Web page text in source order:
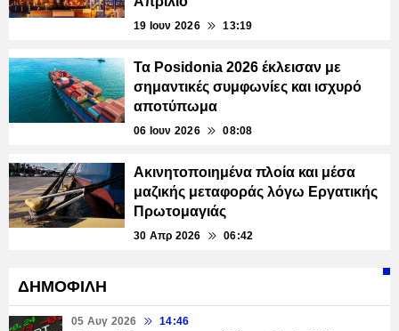
19 Ιουν 2026 13:19
Τα Posidonia 2026 έκλεισαν με
σημαντικές συμφωνίες και ισχυρό
αποτύπωμα
06 Ιουν 2026 08:08
Ακινητοποιημένα πλοία και μέσα
μαζικής μεταφοράς λόγω Εργατικής
Πρωτομαγιάς
30 Απρ 2026 06:42
ΔΗΜΟΦΙΛΗ
05 Αυγ 2026 14:46